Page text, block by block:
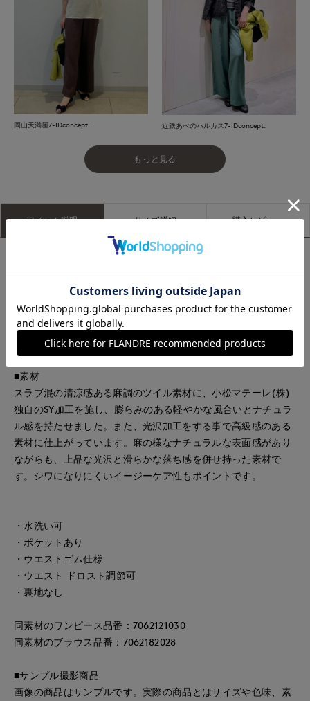
岡山天満屋7-IDconcept. 近鉄あべのハルカス7-IDconcept.
もっと見る
アイテム説明 サイズ詳細 購入レビュー
リラックス感のあるワイドシルエットが魅力のパンツ。ウエス
トはゴム仕様に内側ドロスト付きでサイズ調整が可能、着脱も
スムーズでストレスフリーな穿き心地です。麻調のさらりとし
た素材で快適に着用でき、シワになりにくいイージーケア性も
兼ね備えています。
■素材
スラブ混の清涼感ある麻調のツイル素材に、小松マテーレ(株)
独自のSY加工を施し、膨らみのある軽やかな風合いとナチュラ
ル感を持たせました。また、光沢加工をする事で高級感のある
素材に仕上がっています。麻の様なナチュラルな表面感があり
ながらも、上品な光沢と滑らかな落ち感を併せ持った素材で
す。シワになりにくいイージーケア性もポイントです。
・水洗い可
・ポケットあり
・ウエストゴム仕様
・ウエスト ドロスト調節可
・裏地なし
同素材のワンピース品番：7062121030
同素材のブラウス品番：7062182028
■サンプル撮影商品
画像の商品はサンプルです。実際の商品とはサイズや色味、素